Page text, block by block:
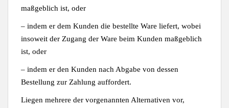
maßgeblich ist, oder
– indem er dem Kunden die bestellte Ware liefert, wobei
insoweit der Zugang der Ware beim Kunden maßgeblich
ist, oder
– indem er den Kunden nach Abgabe von dessen
Bestellung zur Zahlung auffordert.
Liegen mehrere der vorgenannten Alternativen vor,